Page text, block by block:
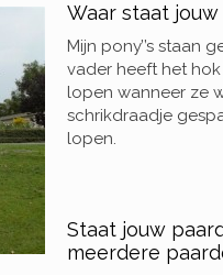
Waar staat
Mijn pony’’s staan
vader heeft het
lopen wanneer ze
schrikdraadje
lopen.
Staat jouw
meerdere